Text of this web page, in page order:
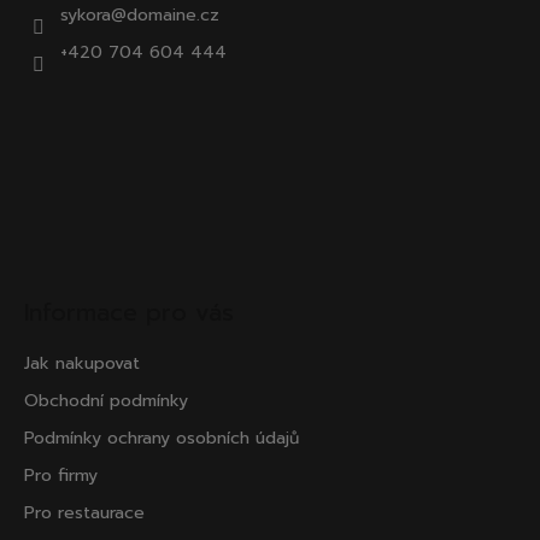
sykora@domaine.cz
+420 704 604 444
Jak nakupovat
Obchodní podmínky
Podmínky ochrany osobních údajů
Pro firmy
Pro restaurace